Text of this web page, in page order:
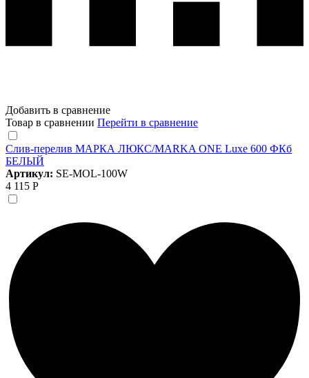
Добавить в сравнение
Товар в сравнении Перейти в сравнение
Слив-перелив МАРКА ЛЮКС/MARKA ONE Luxe 600 ФКб
БЕЛЫЙ
Артикул: SE-MOL-100W
4 115 Р